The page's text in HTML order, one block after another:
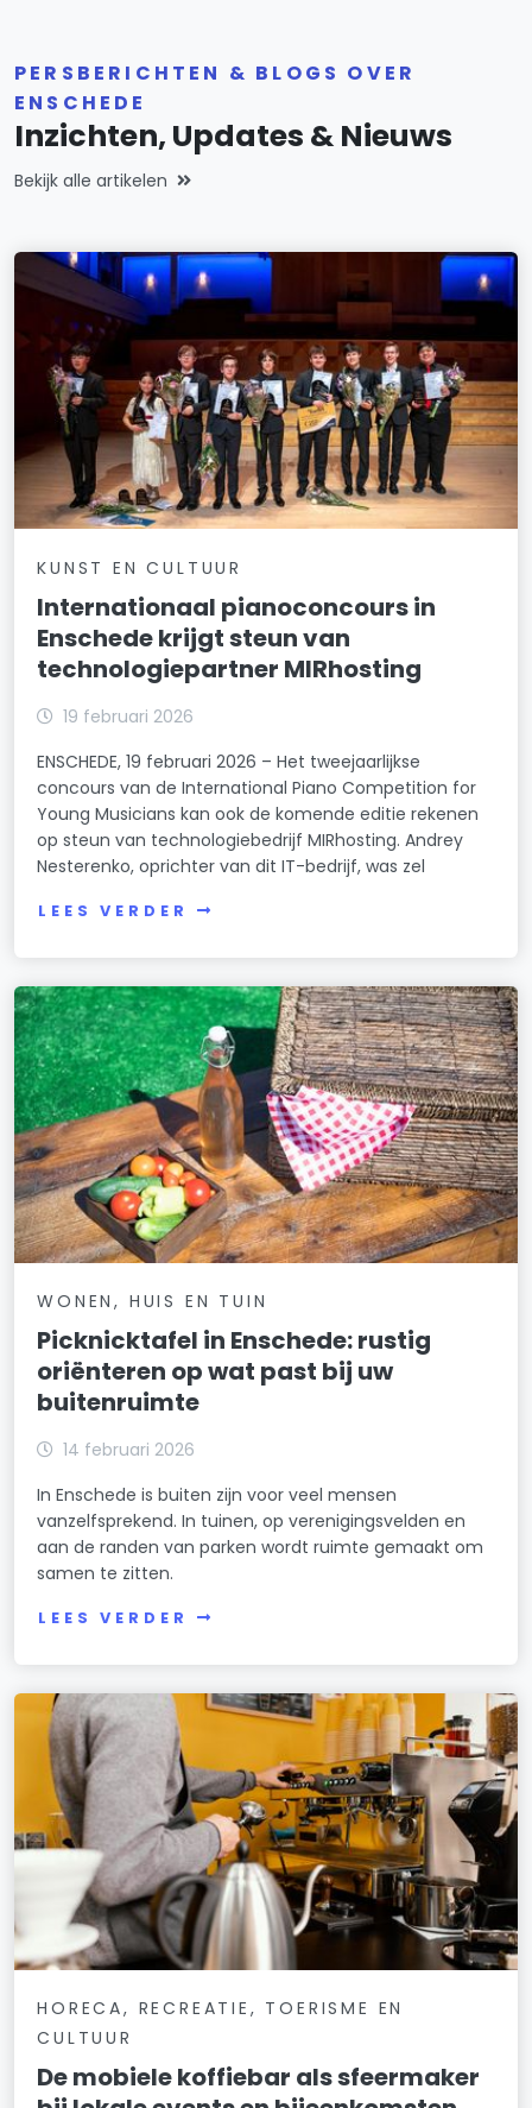
PERSBERICHTEN & BLOGS OVER
ENSCHEDE
Inzichten, Updates & Nieuws
Bekijk alle artikelen
KUNST EN CULTUUR
Internationaal pianoconcours in
Enschede krijgt steun van
technologiepartner MIRhosting
19 februari 2026
ENSCHEDE, 19 februari 2026 – Het tweejaarlijkse
concours van de International Piano Competition for
Young Musicians kan ook de komende editie rekenen
op steun van technologiebedrijf MIRhosting. Andrey
Nesterenko, oprichter van dit IT-bedrijf, was zel
LEES VERDER
WONEN, HUIS EN TUIN
Picknicktafel in Enschede: rustig
oriënteren op wat past bij uw
buitenruimte
14 februari 2026
In Enschede is buiten zijn voor veel mensen
vanzelfsprekend. In tuinen, op verenigingsvelden en
aan de randen van parken wordt ruimte gemaakt om
samen te zitten.
LEES VERDER
HORECA, RECREATIE, TOERISME EN
CULTUUR
De mobiele koffiebar als sfeermaker